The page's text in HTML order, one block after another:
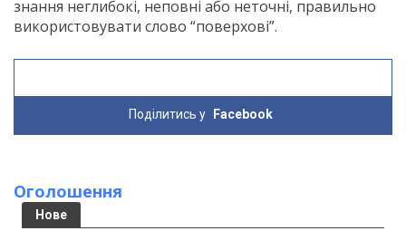
знання неглибокі, неповні або неточні, правильно
використовувати слово “поверхові”.
Поділитись у Facebook
Оголошення
Нове